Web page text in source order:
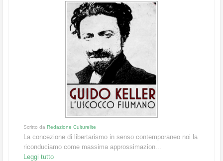
Scritto da Redazione Culturelite
La concezione di libertarismo in senso contemporaneo noi la
riconduciamo come massima approssimazion...
Leggi tutto